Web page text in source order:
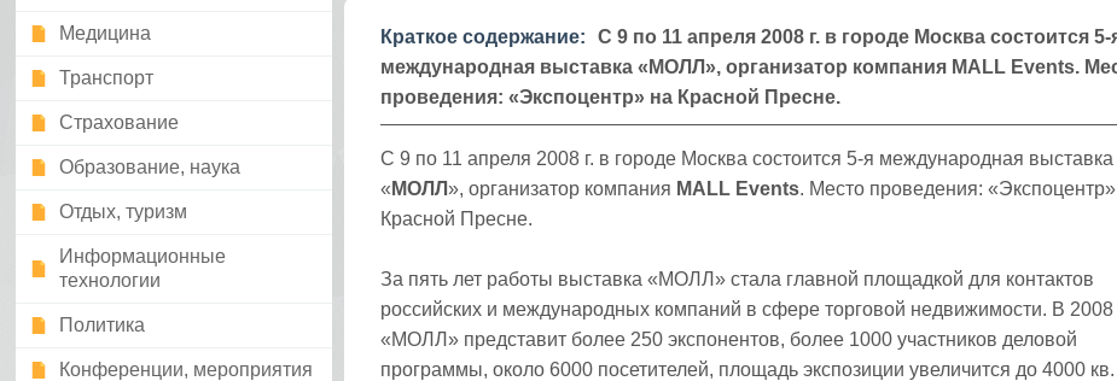
Медицина
Транспорт
Страхование
Образование, наука
Отдых, туризм
Информационные
технологии
Политика
Конференции, мероприятия
Краткое содержание:
С 9 по 11 апреля 2008 г. в городе Москва состоится 5-
международная выставка «МОЛЛ», организатор компания MALL Events.
проведения: «Экспоцентр» на Красной Пресне.
С 9 по 11 апреля 2008 г. в городе Москва состоится 5-я международная выставка
« МОЛЛ», организатор компания MALL Events. Место проведения:
Красной Пресне.
За пять лет работы выставка «МОЛЛ» стала главной площадкой для контактов
российских и международных компаний в сфере торговой недвижимости. В 2008
«МОЛЛ» представит более 250 экспонентов, более 1000 участников деловой
программы, около 6000 посетителей, площадь экспозиции увеличится до 4000